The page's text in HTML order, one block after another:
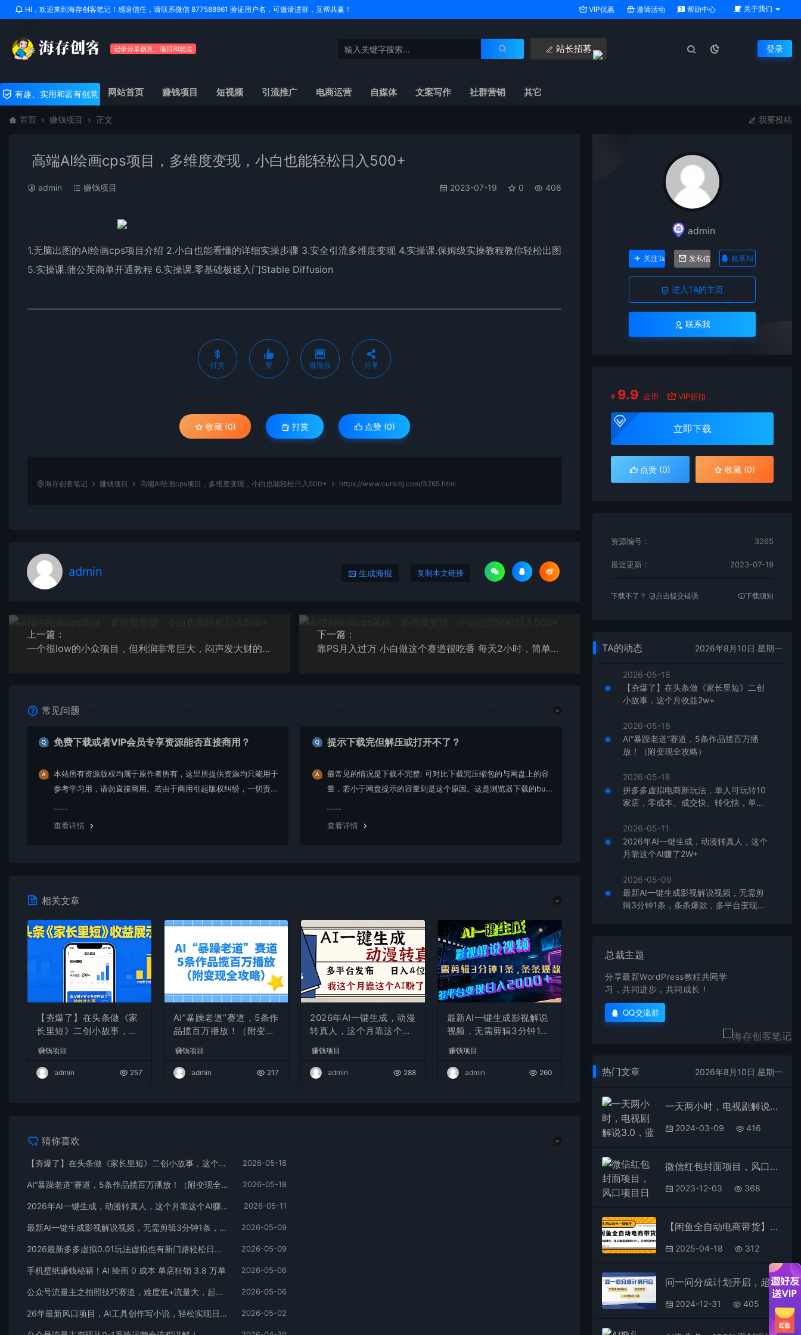
HI，欢迎来到海存创客笔记！感谢信任，请联系微信 877588961 验证用户名，可邀请进群，互帮共赢！ VIP优惠 邀请活动 帮助中心 关于我们
记录分享创意、项目和想法 站长招募 登录
有趣、实用和富有创意 网站首页 赚钱项目 短视频 引流推广 电商运营 自媒体 文案写作 社群营销 其它
首页 赚钱项目 正文 我要投稿
高端AI绘画cps项目，多维度变现，小白也能轻松日入500+
admin 赚钱项目 2023-07-19 0 408
1.无脑出图的AI绘画cps项目介绍 2.小白也能看懂的详细实操步骤 3.安全引流多维度变现 4.实操课.保姆级实操教程教你轻松出图
5.实操课.蒲公英商单开通教程 6.实操课.零基础极速入门Stable Diffusion
打赏 赞 微海报 分享
收藏 (0) 打赏 点赞 (0)
海存创客笔记 赚钱项目 高端AI绘画cps项目，多维度变现，小白也能轻松日入500+ https://www.cunkbj.com/3265.html
admin 生成海报 复制本文链接
上一篇：
一个很low的小众项目，但利润非常巨大，闷声发大财的首选副业，月入过万
下一篇：
靠PS月入过万 小白做这个赛道很吃香 每天2小时，简单且暴利（教学+170G资料
常见问题
免费下载或者VIP会员专享资源能否直接商用？
本站所有资源版权均属于原作者所有，这里所提供资源均只能用于
参考学习用，请勿直接商用。若由于商用引起版权纠纷，一切责任
查看详情
提示下载完但解压或打开不了？
最常见的情况是下载不完整: 可对比下载完压缩包的与网盘上的容
量，若小于网盘提示的容量则是这个原因。这是浏览器下载的bu
查看详情
相关文章
【夯爆了】在头条做《家
长里短》二创小故事，这
赚钱项目
admin 257
AI“暴躁老道”赛道，5条作
品揽百万播放！（附变现
赚钱项目
admin 217
2026年AI一键生成，动漫
转真人，这个月靠这个AI
赚钱项目
admin 288
最新AI一键生成影视解说
视频，无需剪辑3分钟1
现日入2000+
赚钱项目
admin 260
猜你喜欢
【夯爆了】在头条做《家长里短》二创小故事，这个月收益2w+ 2026-05-18
AI“暴躁老道”赛道，5条作品揽百万播放！（附变现全攻略） 2026-05-18
2026年AI一键生成，动漫转真人，这个月靠这个AI赚了2W+ 2026-05-11
最新AI一键生成影视解说视频，无需剪辑3分钟1条，条条爆款，多平台变现日入2000+ 2026-05-09
2026最新多多虚拟0.01玩法虚拟也有新门路轻松日入2500! 2026-05-09
手机壁纸赚钱秘籍！AI 绘画 0 成本 单店狂销 3.8 万单 2026-05-06
公众号流量主之拍照技巧赛道，难度低+流量大，起号第一篇就爆了10w阅读！ 2026-05-06
26年最新风口项目，AI工具创作写小说，轻松实现日入1000+ 2026-05-02
admin
关注Ta 发私信 联系Ta
进入TA的主页
联系我
¥ 9.9 金币 VIP折扣
立即下载
点赞 (0) 收藏 (0)
资源编号： 3265
最近更新： 2023-07-19
下载不了？ 点击提交错误 下载须知
TA的动态 2026年8月10日 星期一
2026-05-18
【夯爆了】在头条做《家长里短》二创
小故事，这个月收益2w+
2026-05-18
AI“暴躁老道”赛道，5条作品揽百万播
放！（附变现全攻略）
2026-05-18
拼多多虚拟电商新玩法，单人可玩转10
家店，零成本、成交快、转化快，单店
2026-05-11
2026年AI一键生成，动漫转真人，这个
月靠这个AI赚了2W+
2026-05-09
最新AI一键生成影视解说视频，无需剪
辑3分钟1条，条条爆款，多平台变现日
总裁主题
分享最新WordPress教程共同学
习，共同进步，共同成长！
QQ交流群
热门文章 2026年8月10日 星期一
一天两小时，电视剧解说3.0，蓝海项目，轻松日入3000+ 小白轻松上手
2024-03-09 416
微信红包封面项目，风口项目日入 200+，适合新手操作。
2023-12-03 368
【闲鱼全自动电商带货】全新升级玩法，单日稳定变现500+，可矩阵放大收益
2025-04-18 312
问一问分成计划开启，超简单，只需要复制粘贴，一天也能收入几百
2024-12-31 405